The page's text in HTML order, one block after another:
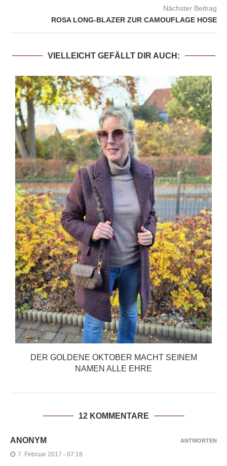
Nächster Beitrag
ROSA LONG-BLAZER ZUR CAMOUFLAGE HOSE
VIELLEICHT GEFÄLLT DIR AUCH:
DER GOLDENE OKTOBER MACHT SEINEM
NAMEN ALLE EHRE
12 KOMMENTARE
ANONYM
7. Februar 2017 - 07:18
ANTWORTEN